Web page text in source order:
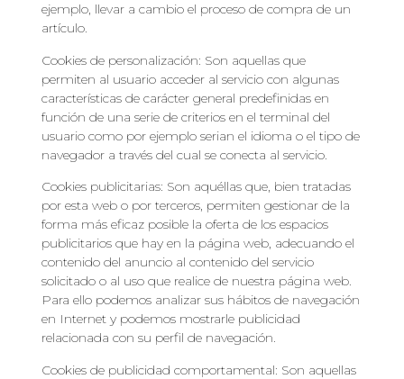
ejemplo, llevar a cambio el proceso de compra de un
artículo.
Cookies de personalización: Son aquellas que
permiten al usuario acceder al servicio con algunas
características de carácter general predefinidas en
función de una serie de criterios en el terminal del
usuario como por ejemplo serian el idioma o el tipo de
navegador a través del cual se conecta al servicio.
Cookies publicitarias: Son aquéllas que, bien tratadas
por esta web o por terceros, permiten gestionar de la
forma más eficaz posible la oferta de los espacios
publicitarios que hay en la página web, adecuando el
contenido del anuncio al contenido del servicio
solicitado o al uso que realice de nuestra página web.
Para ello podemos analizar sus hábitos de navegación
en Internet y podemos mostrarle publicidad
relacionada con su perfil de navegación.
Cookies de publicidad comportamental: Son aquellas